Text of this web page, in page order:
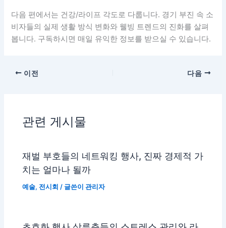
다음 편에서는 건강/라이프 각도로 다룹니다. 경기 부진 속 소
비자들의 실제 생활 방식 변화와 웰빙 트렌드의 진화를 살펴
봅니다. 구독하시면 매일 유익한 정보를 받으실 수 있습니다.
이전 다음
관련 게시물
재벌 부호들의 네트워킹 행사, 진짜 경제적 가
치는 얼마나 될까
예술, 전시회 / 글쓴이관리자